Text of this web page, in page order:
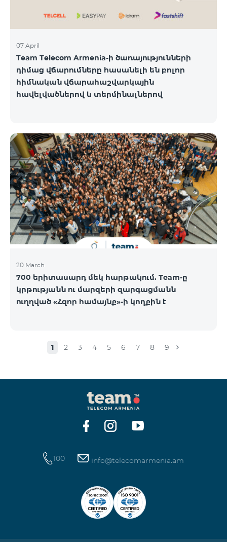
07 April
Team Telecom Armenia-ի ծառայությունների
դիմաց վճարումները հասանելի են բոլոր
հիմնական վճարահաշվարկային
հավելվածներով և տերմինալներով
20 March
700 երիտասարդ մեկ հարթակում. Team-ը
կրթությանն ու մարզերի զարգացմանն
ուղղված «Հզոր համայնք»-ի կողքին է
1 2 3 4 5 6 7 8 9
100 info@telecomarmenia.am